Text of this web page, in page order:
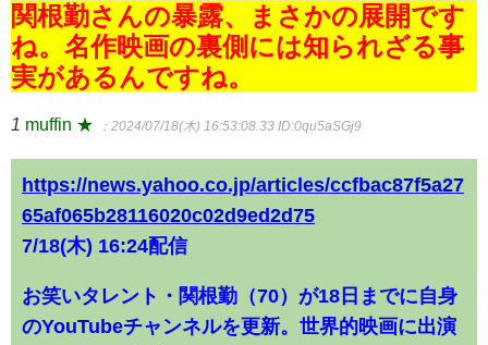
関根勤さんの暴露、まさかの展開です
ね。名作映画の裏側には知られざる事
実があるんですね。
1 muffin ★ ：2024/07/18(木) 16:53:08.33 ID:0qu5aSGj9
https://news.yahoo.co.jp/articles/ccfbac87f5a27
65af065b28116020c02d9ed2d75
7/18(木) 16:24配信
お笑いタレント・関根勤（70）が18日までに自身
のYouTubeチャンネルを更新。世界的映画に出演